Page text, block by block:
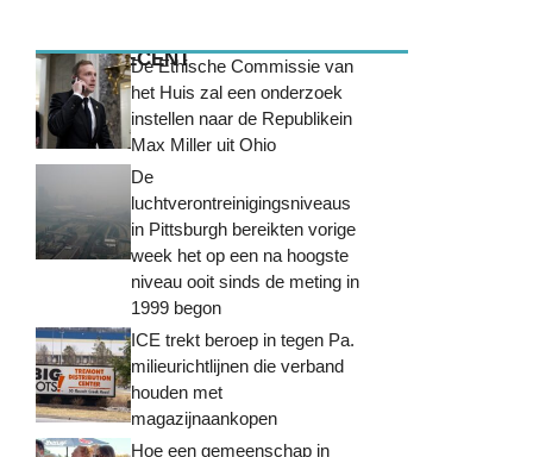
MEEST RECENTDe Ethische Commissie van
het Huis zal een onderzoek
instellen naar de Republikein
Max Miller uit Ohio
De
luchtverontreinigingsniveaus
in Pittsburgh bereikten vorige
week het op een na hoogste
niveau ooit sinds de meting in
1999 begon
ICE trekt beroep in tegen Pa.
milieurichtlijnen die verband
houden met
magazijnaankopen
Hoe een gemeenschap in